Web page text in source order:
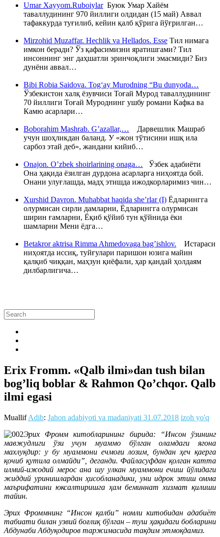
Umar Xayyom.RuboiylarБуюк Умар Хайём
таваллудининг 970 йиллиги олдидан (15 май) Аввал
тафаккурда туғилиб, кейин қалб қўрига йўғрилган…
Mirzohid Muzaffar. Hechlik va Hellados. Esse Тил нимага
имкон беради? Ўз қафасимизни яратишгами? Тил
инсоннинг энг даҳшатли эринчоқлиги эмасмиди? Биз
дунёни аввал…
Bibi Robia Saidova. Tog‘ay Murodning “Bu dunyoda…
Ўзбекистон халқ ёзувчиси Тоғай Мурод таваллудининг
70 йиллиги Тоғай Муроднинг ушбу романи Кафка ва
Камю асарлари…
Boborahim Mashrab. G’azallar,… Дарвешлик Машраб
учун шоҳликдан баланд. У «жон тўтисини ишқ ила
сарбоз этай деб», жандани кийиб…
Onajon. O’zbek shoirlarining onaga… Ўзбек адабиёти
Она ҳақида ёзилган дурдона асарларга ниҳоятда бой.
Онани улуғлашда, мадҳ этишда ижодкорларимиз чин…
Xurshid Davron. Muhabbat haqida she’rlar (I) Ёдларингга
олурмисан сирли дамларни, Ёдларингга олурмисан
ширин ғамларни, Ёқиб қўйиб тун қўйнида ёки
шамларни Мени ёдга…
Betakror aktrisa Rimma Ahmedovaga bag’ishlov. Истараси
ниҳоятда иссиқ, туйғулари паришон юзига майин
қалқиб чиққан, маҳзун қиёфали, ҳар қандай ҳолдаям
дилбарлигича…
Erix Fromm. «Qalb ilmi»dan tush bilan
bog’liq boblar & Rahmon Qo’chqor. Qalb
ilmi egasi
MuallifAdib: Jahon adabiyoti va madaniyati 31.07.2018 izoh yo'q
Эрих Фромм китобларининг бирида: “Инсон ўзининг
мавжудлиги ўзи учун муаммо бўлган оламдаги ягона
махлуқдир: у бу муаммони ечмоғи лозим, бундан ҳеч қаерга
қочиб қутила олмайди”, деганди. Файласуфдан қолган катта
илмий-ижодий мерос ана шу улкан муаммони ечиш йўлидаги
жиддий уринишлардан ҳисобланадики, уни идрок этиш омма
маърифатини юксалтиришга ҳам беминнат хизмат қилиши
тайин.
Эрих Фроммнинг “Инсон қалби” номли китобидан адабиёт
табиати билан узвий боғлиқ бўлган – туш ҳақидаги бобларини
Абдунаби Абдуқодиров таржимасида тақдим этмоқдамиз.